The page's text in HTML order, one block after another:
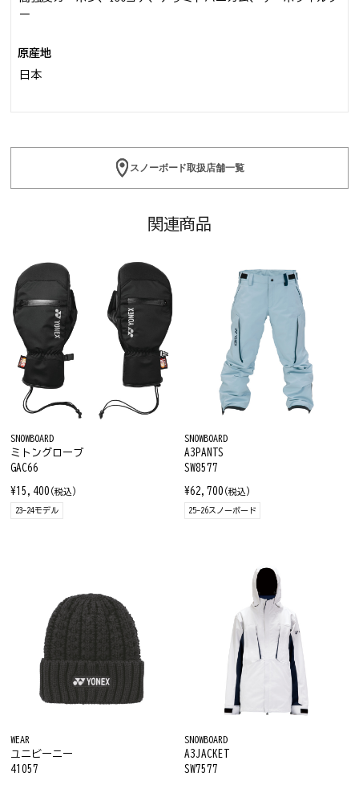
ー
原産地
日本
スノーボード取扱店舗一覧
関連商品
SNOWBOARD
ミトングローブ
GAC66
¥15,400 (税込)
23-24モデル
SNOWBOARD
A3PANTS
SW8577
¥62,700 (税込)
25-26スノーボード
WEAR
ユニビーニー
41057
SNOWBOARD
A3JACKET
SW7577